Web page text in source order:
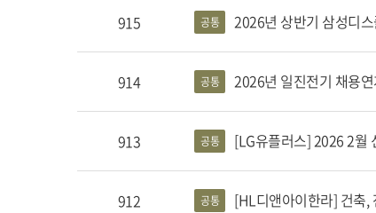
915 공통 2026년 상반기 삼성디
914 공통 2026년 일진전기 채용
913 공통 [LG유플러스] 2026 2월
912 공통 [HL디앤아이한라] 건축,